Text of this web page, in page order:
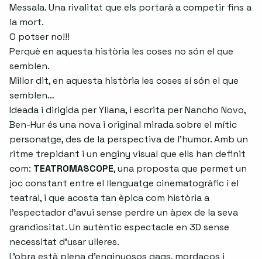
Messala. Una rivalitat que els portarà a competir fins a
la mort.
O potser no!!!
Perquè en aquesta història les coses no són el que
semblen.
Millor dit, en aquesta història les coses sí són el que
semblen…
Ideada i dirigida per Yllana, i escrita per Nancho Novo,
Ben-Hur és una nova i original mirada sobre el mític
personatge, des de la perspectiva de l'humor. Amb un
ritme trepidant i un enginy visual que ells han definit
com: TEATROMASCOPE, una proposta que permet un
joc constant entre el llenguatge cinematogràfic i el
teatral, i que acosta tan èpica com història a
l'espectador d'avui sense perdre un àpex de la seva
grandiositat. Un autèntic espectacle en 3D sense
necessitat d'usar ulleres.